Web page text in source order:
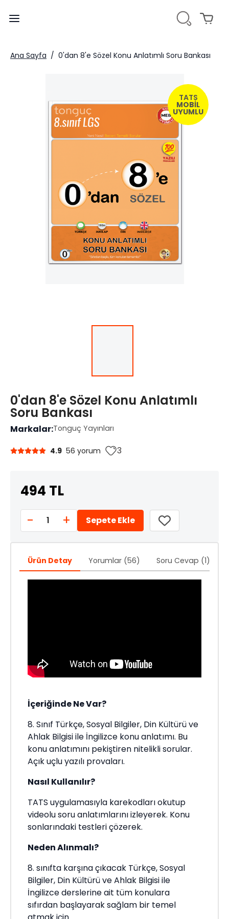
Ana Sayfa / 0'dan 8'e Sözel Konu Anlatımlı Soru Bankası
TATS
MOBİL
UYUMLU
0'dan 8'e Sözel Konu Anlatımlı
Soru Bankası
Markalar:Tonguç Yayınları
4.9 56 yorum 3
494 TL
- 1 + Sepete Ekle
Ürün Detay Yorumlar (56) Soru Cevap (1)
İçeriğinde Ne Var?
8. Sınıf Türkçe, Sosyal Bilgiler, Din Kültürü ve
Ahlak Bilgisi ile İngilizce konu anlatımı. Bu
konu anlatımını pekiştiren nitelikli sorular.
Açık uçlu yazılı provaları.
Nasıl Kullanılır?
TATS uygulamasıyla karekodları okutup
videolu soru anlatımlarını izleyerek. Konu
sonlarındaki testleri çözerek.
Neden Alınmalı?
8. sınıfta karşına çıkacak Türkçe, Sosyal
Bilgiler, Din Kültürü ve Ahlak Bilgisi ile
İngilizce derslerine ait tüm konulara
sıfırdan başlayarak sağlam bir temel